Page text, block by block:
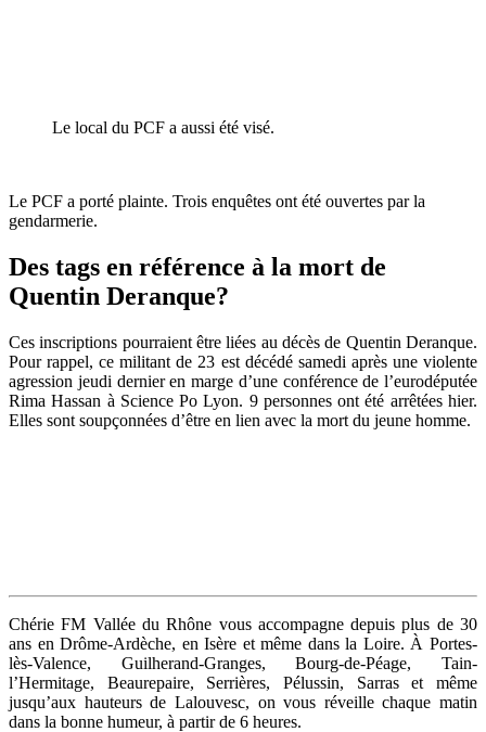
Le local du PCF a aussi été visé.
Le PCF a porté plainte. Trois enquêtes ont été ouvertes par la
gendarmerie.
Des tags en référence à la mort de
Quentin Deranque?
Ces inscriptions pourraient être liées au décès de Quentin Deranque.
Pour rappel, ce militant de 23 est décédé samedi après une violente
agression jeudi dernier en marge d’une conférence de l’eurodéputée
Rima Hassan à Science Po Lyon. 9 personnes ont été arrêtées hier.
Elles sont soupçonnées d’être en lien avec la mort du jeune homme.
Chérie FM Vallée du Rhône vous accompagne depuis plus de 30
ans en Drôme-Ardèche, en Isère et même dans la Loire. À Portes-
lès-Valence, Guilherand-Granges, Bourg-de-Péage, Tain-
l’Hermitage, Beaurepaire, Serrières, Pélussin, Sarras et même
jusqu’aux hauteurs de Lalouvesc, on vous réveille chaque matin
dans la bonne humeur, à partir de 6 heures.